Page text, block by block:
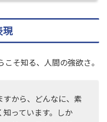
現
そ知る、人間の強欲さ。
すから、どんなに、素
っています。しか